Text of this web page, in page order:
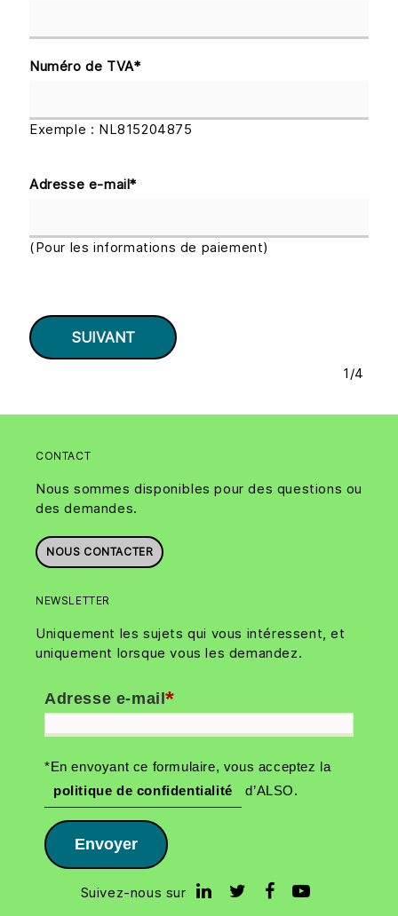
Numéro de TVA*
Exemple : NL815204875
Adresse e-mail*
(Pour les informations de paiement)
1 /4
CONTACT
Nous sommes disponibles pour des questions ou
des demandes.
NOUS CONTACTER
NEWSLETTER
Uniquement les sujets qui vous intéressent, et
uniquement lorsque vous les demandez.
*
Adresse e-mail
*En envoyant ce formulaire, vous acceptez la
politique de confidentialité
d’ALSO.
Envoyer
Suivez-nous sur